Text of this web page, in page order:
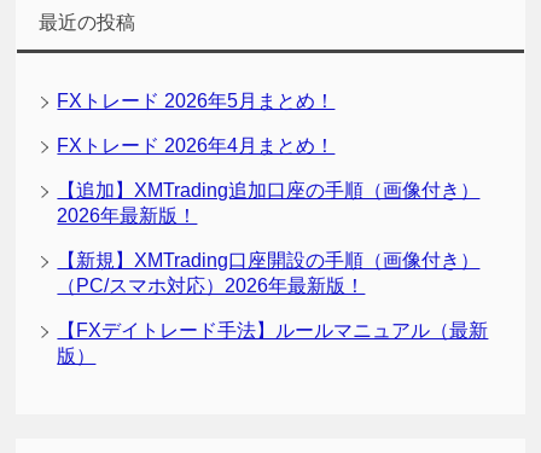
最近の投稿
FXトレード 2026年5月まとめ！
FXトレード 2026年4月まとめ！
【追加】XMTrading追加口座の手順（画像付き）
2026年最新版！
【新規】XMTrading口座開設の手順（画像付き）
（PC/スマホ対応）2026年最新版！
【FXデイトレード手法】ルールマニュアル（最新
版）